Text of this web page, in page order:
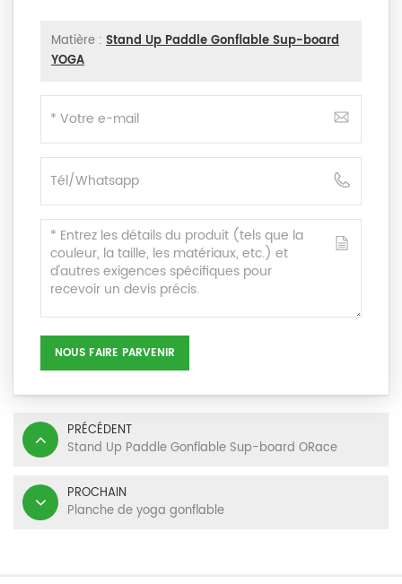
Matière : Stand Up Paddle Gonflable Sup-board
YOGA
NOUS FAIRE PARVENIR
PRÉCÉDENT
Stand Up Paddle Gonflable Sup-board ORace
PROCHAIN
Planche de yoga gonflable